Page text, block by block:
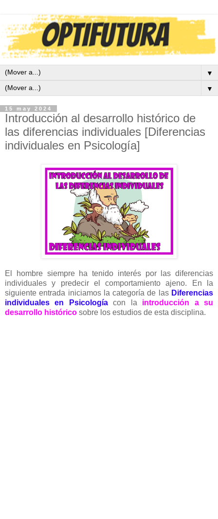
▼
▼
15 may 2024
Introducción al desarrollo histórico de
las diferencias individuales [Diferencias
individuales en Psicología]
El hombre siempre ha tenido interés por las diferencias
individuales y predecir el comportamiento ajeno. En la
siguiente entrada iniciamos la categoría de las Diferencias
individuales en Psicologíacon la introducción a su
desarrollo histórico sobre los estudios de esta disciplina.